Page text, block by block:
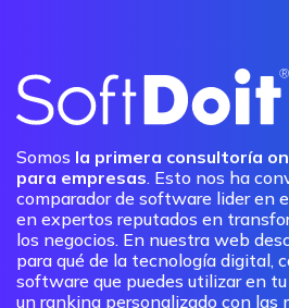
Somos la primera consultoría
para empresas. Esto nos ha
comparador de software lider en
en expertos reputados en
los negocios. En nuestra web
para qué de la tecnología digital,
software que puedes utilizar en
un ranking personalizado con las